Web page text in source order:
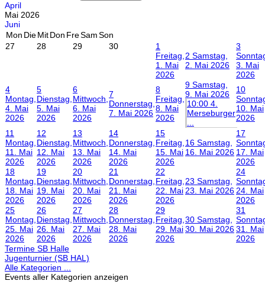
April
Mai 2026
Juni
Mon DieMitDon FreSamSon
27
28 29 30
1
Freitag,
1. Mai
2026
2 Samstag,
2. Mai 2026
3
3. Mai
2026
4
Montag,
4. Mai
2026
5
Dienstag,
5. Mai
2026
6
Mittwoch,
6. Mai
2026
7
Donnerstag,
7. Mai 2026
8
Freitag,
8. Mai
2026
9 Samstag,
9. Mai 2026
10:00 4.
Merseburger
...
10
10. Mai
2026
11
Montag,
11. Mai
2026
12
Dienstag,
12. Mai
2026
13
Mittwoch,
13. Mai
2026
14
Donnerstag,
14. Mai
2026
15
Freitag,
15. Mai
2026
16 Samstag,
16. Mai 2026
17
17. Mai
2026
18
Montag,
18. Mai
2026
19
Dienstag,
19. Mai
2026
20
Mittwoch,
20. Mai
2026
21
Donnerstag,
21. Mai
2026
22
Freitag,
22. Mai
2026
23 Samstag,
23. Mai 2026
24
24. Mai
2026
25
Montag,
25. Mai
2026
26
Dienstag,
26. Mai
2026
27
Mittwoch,
27. Mai
2026
28
Donnerstag,
28. Mai
2026
29
Freitag,
29. Mai
2026
30 Samstag,
30. Mai 2026
31
31. Mai
2026
Termine SB Halle
Jugenturnier (SB HAL)
Alle Kategorien ...
Events aller Kategorien anzeigen